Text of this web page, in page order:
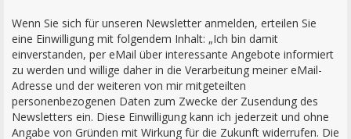
Wenn Sie sich für unseren Newsletter anmelden, erteilen Sie
eine Einwilligung mit folgendem Inhalt: „Ich bin damit
einverstanden, per eMail über interessante Angebote informiert
zu werden und willige daher in die Verarbeitung meiner eMail-
Adresse und der weiteren von mir mitgeteilten
personenbezogenen Daten zum Zwecke der Zusendung des
Newsletters ein. Diese Einwilligung kann ich jederzeit und ohne
Angabe von Gründen mit Wirkung für die Zukunft widerrufen. Die